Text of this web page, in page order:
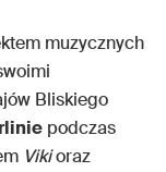
muzycznych
Bliskiego
podczas
Vikioraz